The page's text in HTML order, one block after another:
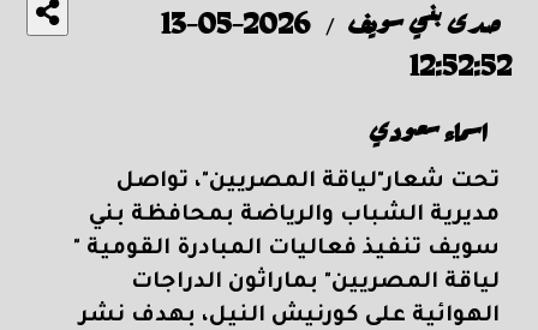
صدى بني سويف /
2026-05-13
12:52:52
اسماء سعودي
تحت شعار"لياقة المصريين"، تواصل
مديرية الشباب والرياضة بمحافظة بني
سويف تنفيذ فعاليات المبادرة القومية "
لياقة المصريين" بماراثون الدراجات
الهوائية على كورنيش النيل، بهدف نشر